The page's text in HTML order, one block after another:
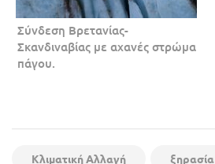
Σύνδεση Βρετανίας-
Σκανδιναβίας με αχανές στρώμα
πάγου.
Κλιματική Αλλαγή
ξηρασία